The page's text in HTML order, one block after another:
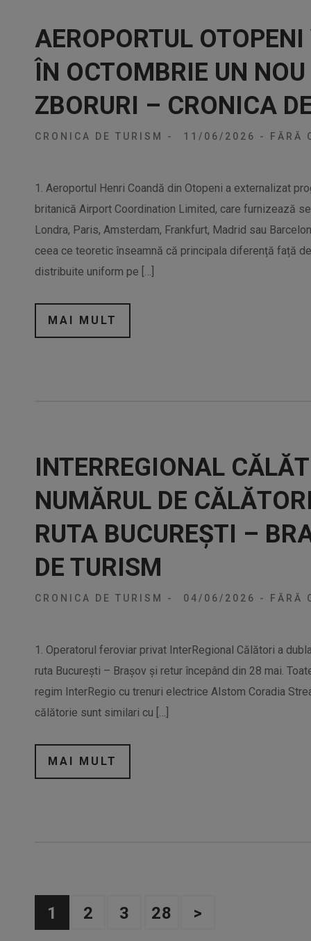
AEROPORTUL
ÎN OCTOMBRIE UN
ZBORURI – CRONICA
CRONICA DE TURISM - 11/06/2026 - FĂRĂ
1. Aeroportul Henri Coandă din Otopeni a externalizat
britanică Airport Coordination Limited, care furnizează
Londra, Paris, Amsterdam, Frankfurt, Madrid sau
ceea ce teoretic înseamnă că principala diferență față
distribuite uniform pe […]
MAI MULT
INTERREGIONAL
NUMĂRUL DE
RUTA BUCUREȘTI –
DE TURISM
CRONICA DE TURISM - 04/06/2026 - FĂRĂ
1. Operatorul feroviar privat InterRegional Călători a
ruta București – Brașov și retur începând din 28 mai.
regim InterRegio cu trenuri electrice Alstom Coradia
călătorie sunt similari cu […]
MAI MULT
1 2 3 28 >